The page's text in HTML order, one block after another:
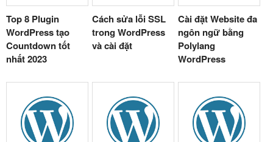
Top 8 Plugin
WordPress tạo
Countdown tốt
nhất 2023
Cách sửa lỗi SSL
trong WordPress
và cài đặt
Cài đặt Website đa
ngôn ngữ bằng
Polylang
WordPress